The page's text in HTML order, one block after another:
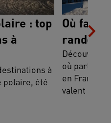
: top
à
à
polaire, été
Où faire
Découvrez
où partir
en France
valent le